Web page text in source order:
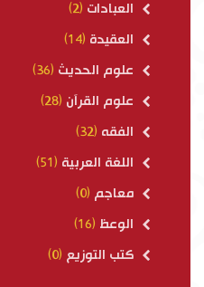
العبادات (2)
العقيدة (14)
علوم الحديث (36)
علوم القرآن (28)
الفقه (32)
اللغة العربية (51)
معاجم (0)
الوعظ (16)
كتب التوزيع (0)